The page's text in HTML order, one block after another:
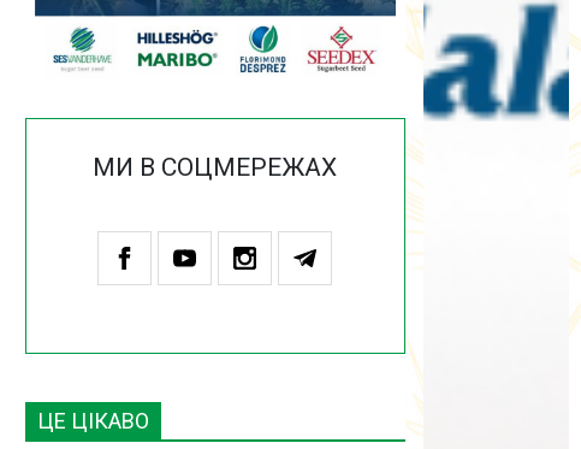
МИ В СОЦМЕРЕЖАХ
ЦЕ ЦІКАВО